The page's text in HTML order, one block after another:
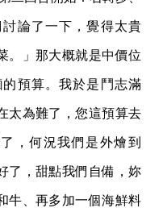
論了一下，覺得太貴
。」那大概就是中價位
預算。我於是鬥志滿
太為難了，您這預算去
，何況我們是外燴到
了，甜點我們自備，妳
牛、再多加一個海鮮料